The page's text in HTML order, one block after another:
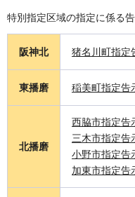
特別指定区域の指定に係る
阪神北 猪名川町指定
東播磨 稲美町指定告
北播磨
西脇市指定告
三木市指定告
小野市指定告
加東市指定告